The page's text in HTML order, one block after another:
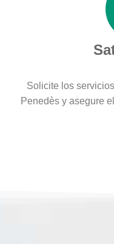
Solicite los
Penedès y asegure